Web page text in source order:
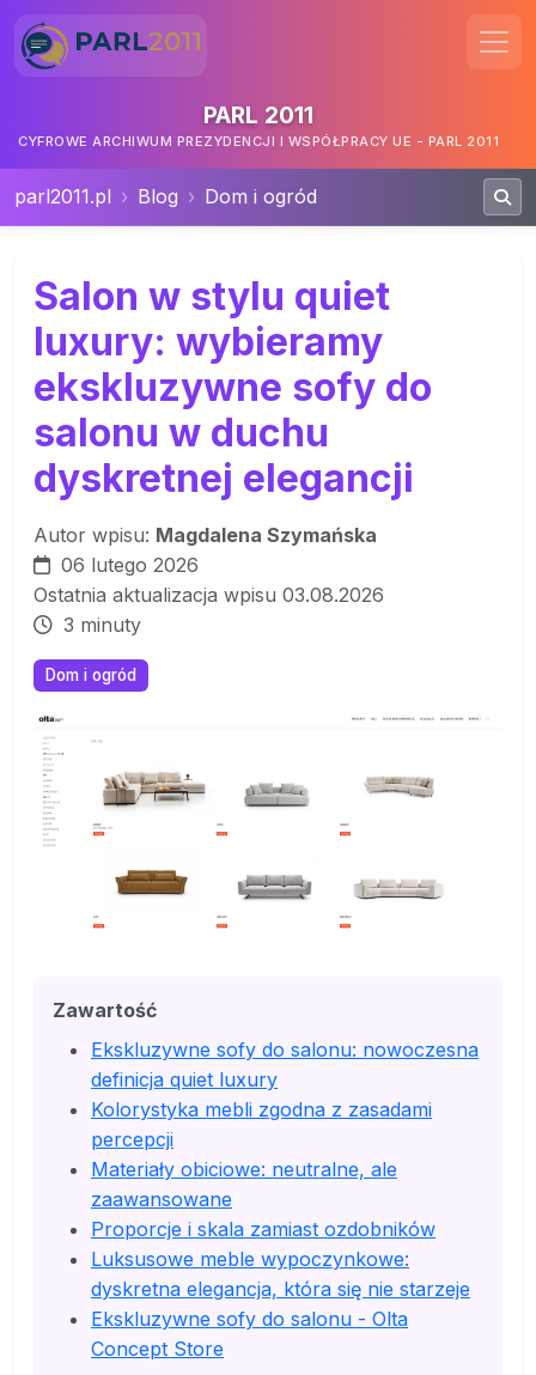
PARL 2011
CYFROWE ARCHIWUM PREZYDENCJI I WSPÓŁPRACY UE - PARL 2011
parl2011.pl Blog Dom i ogród
Salon w stylu quiet
luxury: wybieramy
ekskluzywne sofy do
salonu w duchu
dyskretnej elegancji
Autor wpisu: Magdalena Szymańska
06 lutego 2026
Ostatnia aktualizacja wpisu 03.08.2026
3 minuty
Dom i ogród
Zawartość
Ekskluzywne sofy do salonu: nowoczesna
definicja quiet luxury
Kolorystyka mebli zgodna z zasadami
percepcji
Materiały obiciowe: neutralne, ale
zaawansowane
Proporcje i skala zamiast ozdobników
Luksusowe meble wypoczynkowe:
dyskretna elegancja, która się nie starzeje
Ekskluzywne sofy do salonu - Olta
Concept Store